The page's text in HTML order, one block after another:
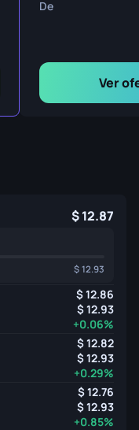
De
Ver
12.87
12.93
12.86
12.93
+0.06%
12.82
12.93
+0.29%
12.76
12.93
+0.85%